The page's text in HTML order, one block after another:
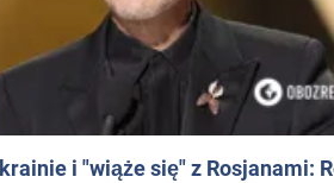
i "wiąże się" z Rosjanami: